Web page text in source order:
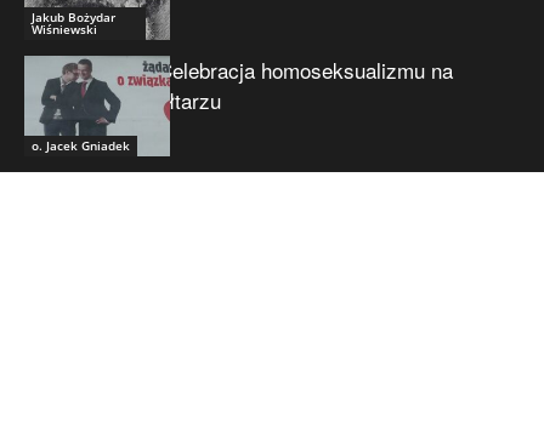
Jakub Bożydar
Wiśniewski
o. Jacek Gniadek
Celebracja homoseksualizmu na
ołtarzu